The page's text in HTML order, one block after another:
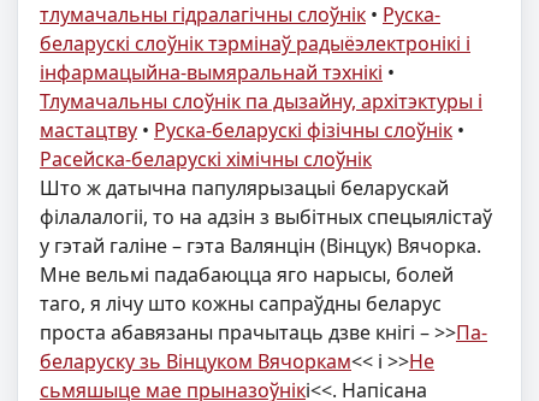
тлумачальны гідралагічны слоўнік • Руска-
беларускі слоўнік тэрмінаў радыёэлектронікі і
інфармацыйна-вымяральнай тэхнікі •
Тлумачальны слоўнік па дызайну, архітэктуры і
мастацтву • Руска-беларускі фізічны слоўнік •
Расейска-беларускi хiмiчны слоўнік
Што ж датычна папулярызацыі беларускай
філалалогіі, то на адзін з выбітных спецыялістаў
у гэтай галіне – гэта Валянцін (Вінцук) Вячорка.
Мне вельмі падабаюцца яго нарысы, болей
таго, я лічу што кожны сапраўдны беларус
проста абавязаны прачытаць дзве кнігі – >>Па-
беларуску зь Вінцуком Вячоркам<< і >>Не
сьмяшыце мае прыназоўнікі<<. Напісана